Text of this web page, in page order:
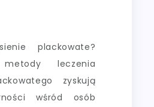
plackowate?
leczenia
zyskują
wśród osób